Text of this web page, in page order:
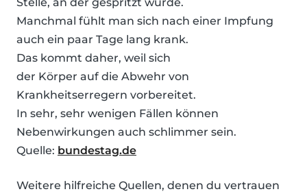
Manchmal fühlt man sich nach einer Impfung
auch ein paar Tage lang krank.
Das kommt daher, weil sich
der Körper auf die Abwehr von
Krankheitserregern vorbereitet.
In sehr, sehr wenigen Fällen können
Nebenwirkungen auch schlimmer sein.
Quelle: bundestag.de
Weitere hilfreiche Quellen, denen du vertrauen